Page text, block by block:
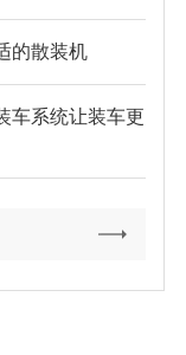
的散装机
车系统让装车更